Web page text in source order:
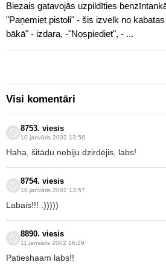
Biezais gatavojās uzpildīties benzīntankā, lasa
"Paņemiet pistoli" - šis izvelk no kabatas
bākā" - izdara, -"Nospiediet", - ...
Visi komentāri
8753. viesis
10.janvāris 2002 13:56
Haha, šitādu nebiju dzirdējis, labs!
8754. viesis
10.janvāris 2002 13:57
Labais!!! :)))))
8890. viesis
11.janvāris 2002 16:29
Patieshaam labs!!